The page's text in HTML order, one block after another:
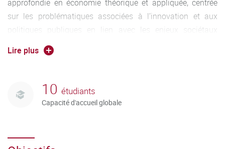
approfondie en économie théorique et appliquée, centrée
sur les problématiques associées à l’innovation et aux
politiques publiques en lien avec les enjeux sociétaux
contemporains.
quantitatifs et théoriques de l’analyse de politiques
économiques, et des applications sur les déterminants et
entendu dans un sens large pour sensibiliser les étudiants
Lire plus
10 étudiants
Capacité d'accueil globale